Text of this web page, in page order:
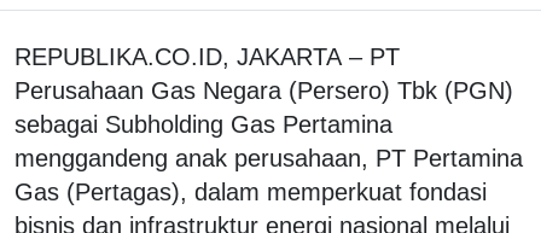
REPUBLIKA.CO.ID, JAKARTA – PT
Perusahaan Gas Negara (Persero) Tbk (PGN)
sebagai Subholding Gas Pertamina
menggandeng anak perusahaan, PT Pertamina
Gas (Pertagas), dalam memperkuat fondasi
bisnis dan infrastruktur energi nasional melalui